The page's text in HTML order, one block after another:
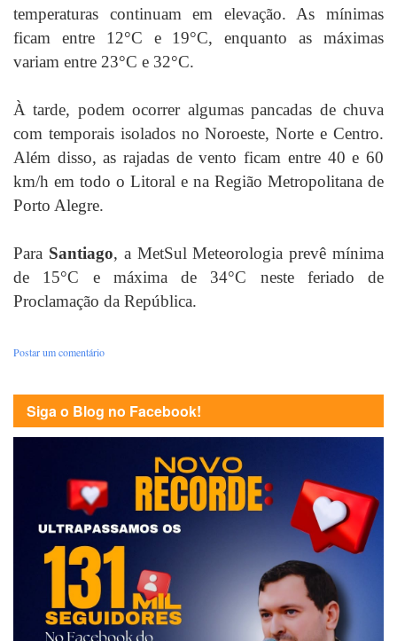
temperaturas continuam em elevação. As mínimas
ficam entre 12°C e 19°C, enquanto as máximas
variam entre 23°C e 32°C.
À tarde, podem ocorrer algumas pancadas de chuva
com temporais isolados no Noroeste, Norte e Centro.
Além disso, as rajadas de vento ficam entre 40 e 60
km/h em todo o Litoral e na Região Metropolitana de
Porto Alegre.
Para Santiago, a MetSul Meteorologia prevê mínima
de 15°C e máxima de 34°C neste feriado de
Proclamação da República.
Postar um comentário
Siga o Blog no Facebook!